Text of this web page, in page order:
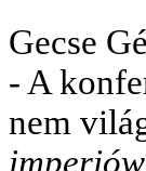
Gecse
- A
nem